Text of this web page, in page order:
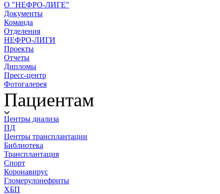
О "НЕФРО-ЛИГЕ"
Документы
Команда
Отделения
НЕФРО-ЛИГИ
Проекты
Отчеты
Дипломы
Пресс-центр
Фотогалерея
Пациентам
Центры диализа
ПД
Центры трансплантации
Библиотека
Трансплантация
Спорт
Коронавирус
Гломерулонефриты
ХБП